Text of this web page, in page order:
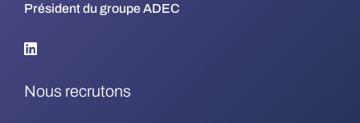
Président du groupe ADEC
Nous recrutons